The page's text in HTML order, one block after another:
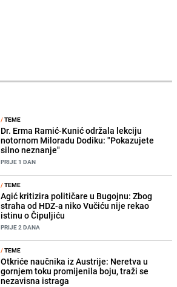
/TEME
Dr. Erma Ramić-Kunić održala lekciju
notornom Miloradu Dodiku: "Pokazujete
silno neznanje"
PRIJE 1 DAN
/TEME
Agić kritizira političare u Bugojnu: Zbog
straha od HDZ-a niko Vučiću nije rekao
istinu o Čipuljiću
PRIJE 2 DANA
/TEME
Otkriće naučnika iz Austrije: Neretva u
gornjem toku promijenila boju, traži se
nezavisna istraga